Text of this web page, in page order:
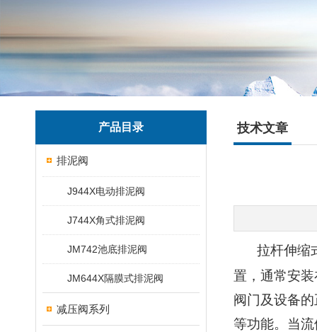
产品目录
排泥阀
J944X电动排泥阀
J744X角式排泥阀
JM742池底排泥阀
JM644X隔膜式排泥阀
减压阀系列
技术文章
拉杆伸缩
置，通常安
阀门及设备
等功能。当